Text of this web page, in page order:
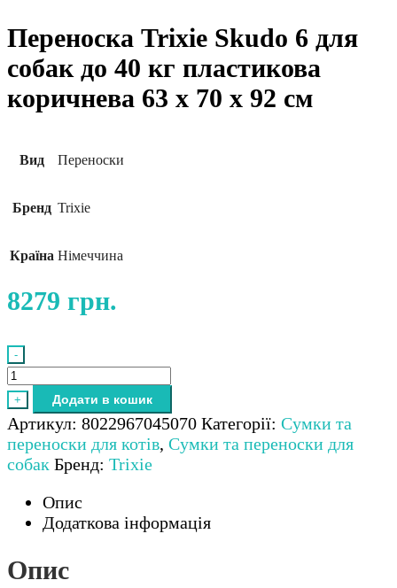
Переноска Trixie Skudo 6 для
собак до 40 кг пластикова
коричнева 63 x 70 x 92 см
Вид Переноски
Бренд Trixie
Країна Німеччина
8279 грн.
-
Переноска
Trixie
Skudo
6
для
собак
коричнева
+ Додати в кошик
Артикул: 8022967045070 Категорії: Сумки та
переноски для котів, Сумки та переноски для
собак Бренд: Trixie
Опис
Додаткова інформація
Опис